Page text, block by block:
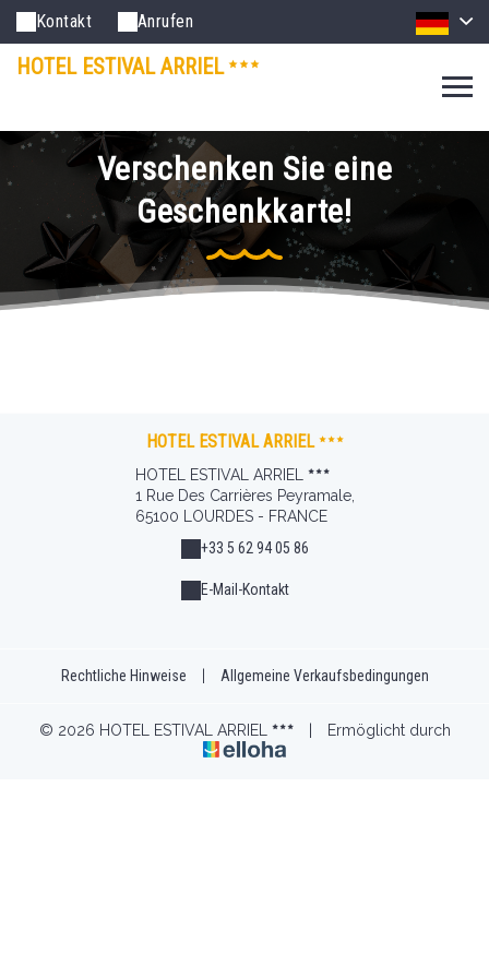
Kontakt Anrufen
HOTEL ESTIVAL ARRIEL
Verschenken Sie eine
Geschenkkarte!
HOTEL ESTIVAL ARRIEL
HOTEL ESTIVAL ARRIEL
1 Rue Des Carrières Peyramale,
65100 LOURDES - FRANCE
+33 5 62 94 05 86
E-Mail-Kontakt
Rechtliche Hinweise Allgemeine Verkaufsbedingungen
© 2026 HOTEL ESTIVAL ARRIEL Ermöglicht durch